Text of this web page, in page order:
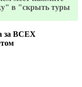
в "скрыть туры
за ВСЕХ